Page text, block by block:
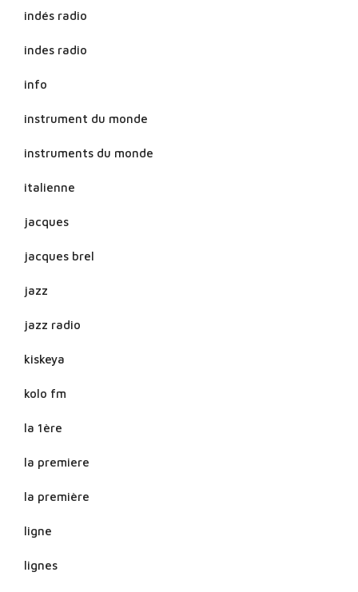
indés radio
indes radio
info
instrument du monde
instruments du monde
italienne
jacques
jacques brel
jazz
jazz radio
kiskeya
kolo fm
la 1ère
la premiere
la première
ligne
lignes